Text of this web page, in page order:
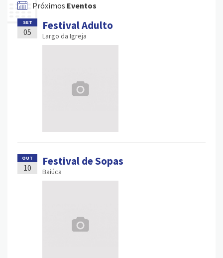
Próximos Eventos
SET
05 Festival Adulto
Largo da Igreja
OUT
10 Festival de Sopas
Baiúca